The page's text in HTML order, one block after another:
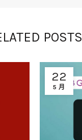
POSTS
22
5 月